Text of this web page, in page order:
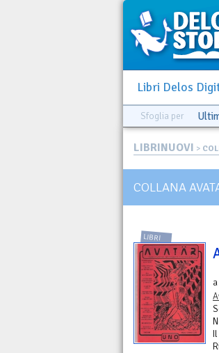
Libri Delos
Sfoglia per
LIBRINUOVI >
COLLANA
LIBRI